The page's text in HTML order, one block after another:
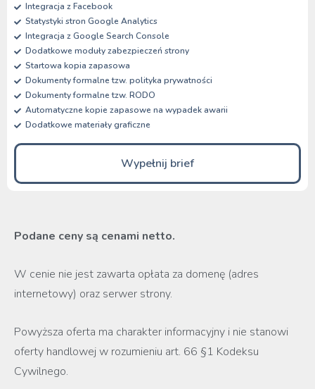
Integracja z Facebook
Statystyki stron Google Analytics
Integracja z Google Search Console
Dodatkowe moduły zabezpieczeń strony
Startowa kopia zapasowa
Dokumenty formalne tzw. polityka prywatności
Dokumenty formalne tzw. RODO
Automatyczne kopie zapasowe na wypadek awarii
Dodatkowe materiały graficzne
Wypełnij brief
Podane ceny są cenami netto.
W cenie nie jest zawarta opłata za domenę (adres
internetowy) oraz serwer strony.
Powyższa oferta ma charakter informacyjny i nie stanowi
oferty handlowej w rozumieniu art. 66 §1 Kodeksu
Cywilnego.